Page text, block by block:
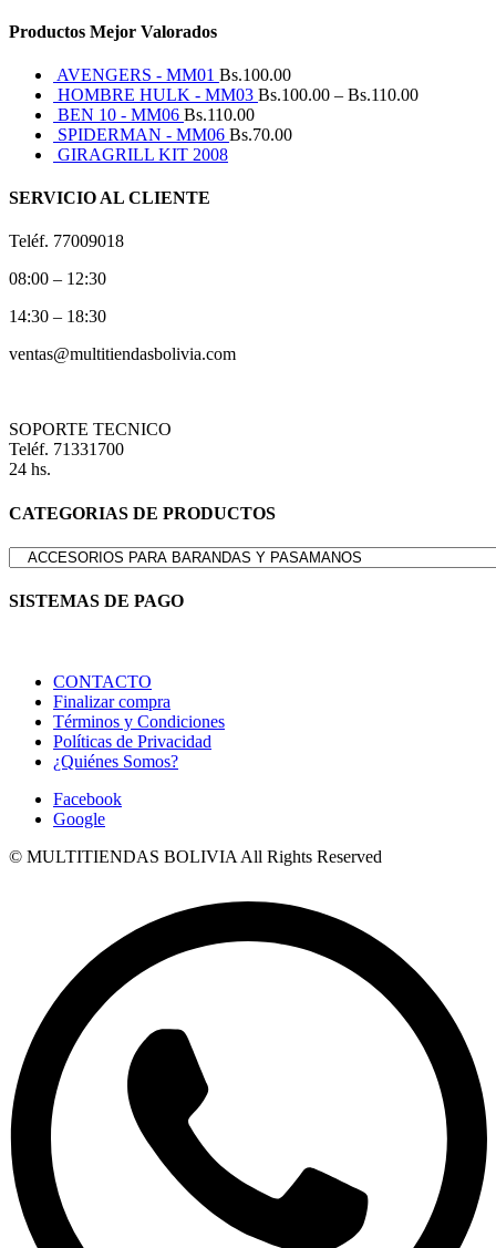
Productos Mejor Valorados
AVENGERS - MM01 Bs.100.00
HOMBRE HULK - MM03 Bs.100.00 – Bs.110.00
BEN 10 - MM06 Bs.110.00
SPIDERMAN - MM06 Bs.70.00
GIRAGRILL KIT 2008
SERVICIO AL CLIENTE
Teléf. 77009018
08:00 – 12:30
14:30 – 18:30
ventas@multitiendasbolivia.com
SOPORTE TECNICO
Teléf. 71331700
24 hs.
CATEGORIAS DE PRODUCTOS
SISTEMAS DE PAGO
CONTACTO
Finalizar compra
Términos y Condiciones
Políticas de Privacidad
¿Quiénes Somos?
Facebook
Google
© MULTITIENDAS BOLIVIA All Rights Reserved